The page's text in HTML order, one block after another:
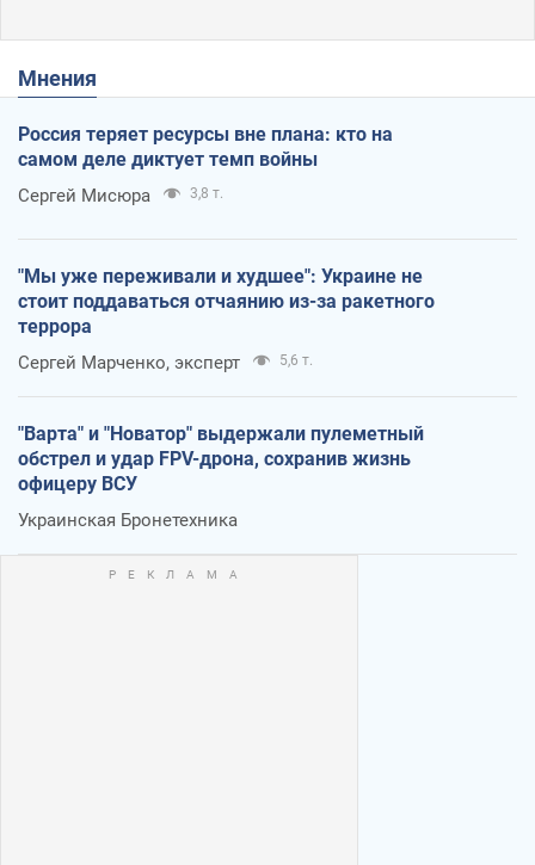
Мнения
Россия теряет ресурсы вне плана: кто на
самом деле диктует темп войны
Сергей Мисюра 3,8 т.
"Мы уже переживали и худшее": Украине не
стоит поддаваться отчаянию из-за ракетного
террора
Сергей Марченко, эксперт 5,6 т.
"Варта" и "Новатор" выдержали пулеметный
обстрел и удар FPV-дрона, сохранив жизнь
офицеру ВСУ
Украинская Бронетехника